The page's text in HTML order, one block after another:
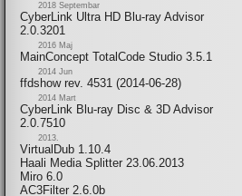
2018 Septembar
CyberLink Ultra HD Blu-ray Advisor
2.0.3201
2016 Maj
MainConcept TotalCode Studio 3.5.1
2014 Jun
ffdshow rev. 4531 (2014-06-28)
2014 Mart
CyberLink Blu-ray Disc & 3D Advisor
2.0.7510
2013.
VirtualDub 1.10.4
Haali Media Splitter 23.06.2013
Miro 6.0
AC3Filter 2.6.0b